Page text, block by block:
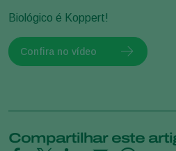
Biológico é Koppert!
Confira no vídeo
Compartilhar este